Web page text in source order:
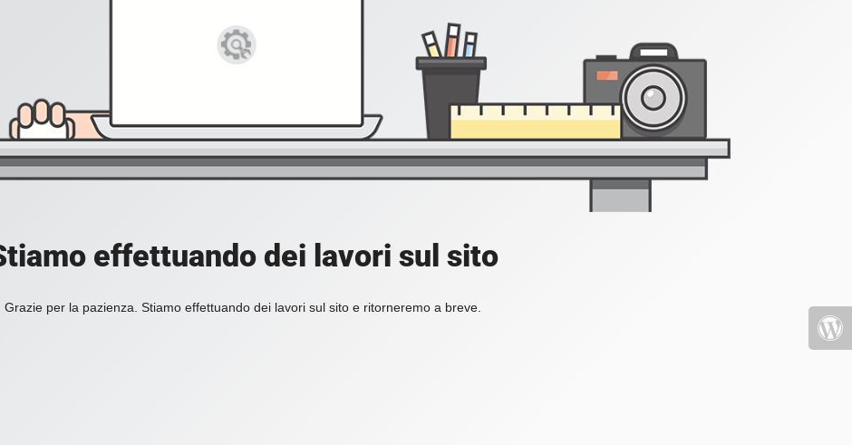
effettuando dei lavori sul sito
Grazie per la pazienza. Stiamo effettuando dei lavori sul sito e ritorneremo a breve.